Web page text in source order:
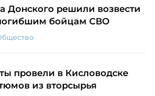
Донского решили возвести
бойцам СВО
провели в Кисловодске
из вторсырья